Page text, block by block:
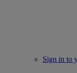
Sign in to